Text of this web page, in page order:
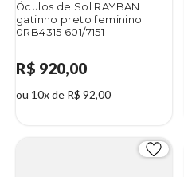
Óculos de Sol RAYBAN
gatinho preto feminino
0RB4315 601/7151
R$ 920,00
ou 10x de R$ 92,00